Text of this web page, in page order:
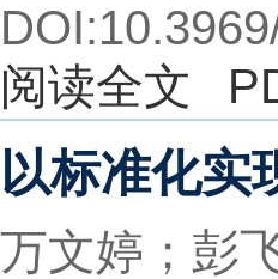
阅读全文
以标准化实
万文婷；彭